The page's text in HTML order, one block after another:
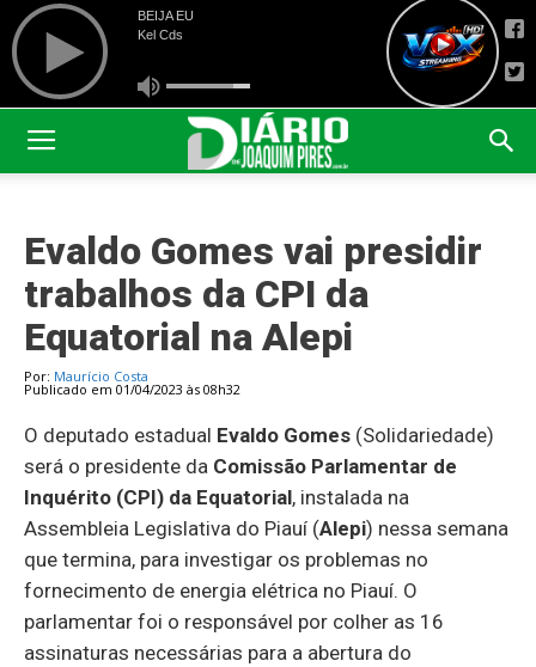
Evaldo Gomes vai presidir
trabalhos da CPI da
Equatorial na Alepi
Por: Maurício Costa
Publicado em 01/04/2023 às 08h32
O deputado estadual Evaldo Gomes (Solidariedade)
será o presidente da Comissão Parlamentar de
Inquérito (CPI) da Equatorial, instalada na
Assembleia Legislativa do Piauí (Alepi) nessa semana
que termina, para investigar os problemas no
fornecimento de energia elétrica no Piauí. O
parlamentar foi o responsável por colher as 16
assinaturas necessárias para a abertura do